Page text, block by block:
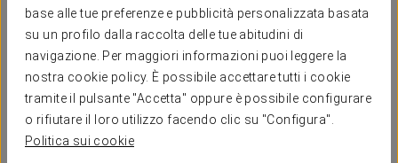
base alle tue preferenze e pubblicità personalizzata basata
su un profilo dalla raccolta delle tue abitudini di
navigazione. Per maggiori informazioni puoi leggere la
nostra cookie policy. È possibile accettare tutti i cookie
tramite il pulsante "Accetta" oppure è possibile configurare
o rifiutare il loro utilizzo facendo clic su "Configura".
Politica sui cookie
€ 80 a persona
Evasione termale